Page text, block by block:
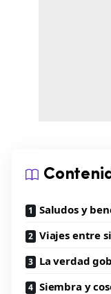
Saludos y
Viajes entre
La verdad
Siembra y